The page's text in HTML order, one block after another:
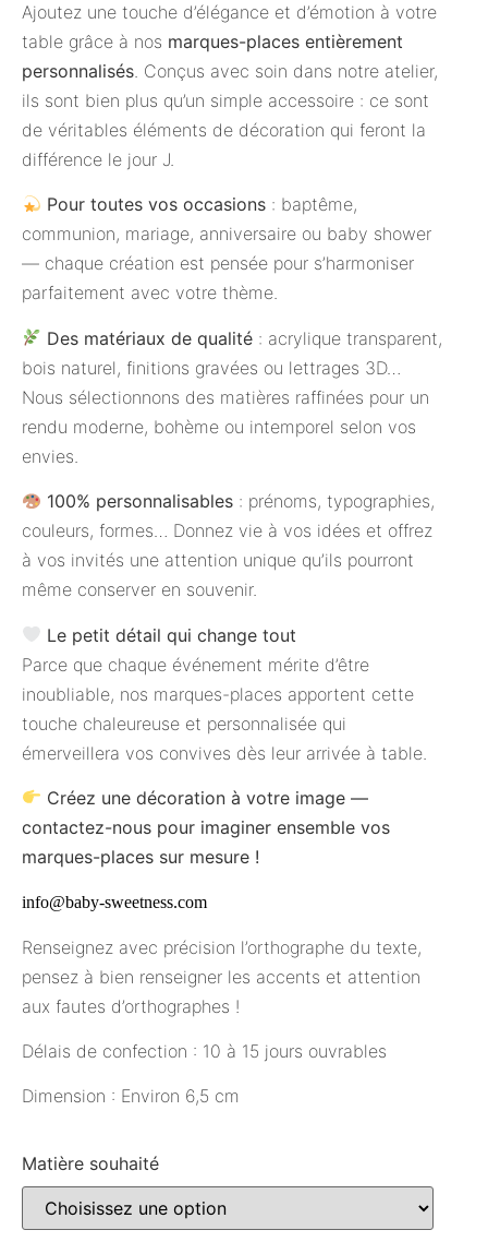
Ajoutez une touche d’élégance et d’émotion à votre
table grâce à nos marques-places entièrement
personnalisés . Conçus avec soin dans notre atelier,
ils sont bien plus qu’un simple accessoire : ce sont
de véritables éléments de décoration qui feront la
différence le jour J.
Pour toutes vos occasions : baptême,
communion, mariage, anniversaire ou baby shower
— chaque création est pensée pour s’harmoniser
parfaitement avec votre thème.
Des matériaux de qualité : acrylique transparent,
bois naturel, finitions gravées ou lettrages 3D…
Nous sélectionnons des matières raffinées pour un
rendu moderne, bohème ou intemporel selon vos
envies.
100% personnalisables : prénoms, typographies,
couleurs, formes… Donnez vie à vos idées et offrez
à vos invités une attention unique qu’ils pourront
même conserver en souvenir.
Le petit détail qui change tout
Parce que chaque événement mérite d’être
inoubliable, nos marques-places apportent cette
touche chaleureuse et personnalisée qui
émerveillera vos convives dès leur arrivée à table.
Créez une décoration à votre image —
contactez-nous pour imaginer ensemble vos
marques-places sur mesure !
info@baby-sweetness.com
Renseignez avec précision l’orthographe du texte,
pensez à bien renseigner les accents et attention
aux fautes d’orthographes !
Délais de confection : 10 à 15 jours ouvrables
Dimension : Environ 6,5 cm
Matière souhaité